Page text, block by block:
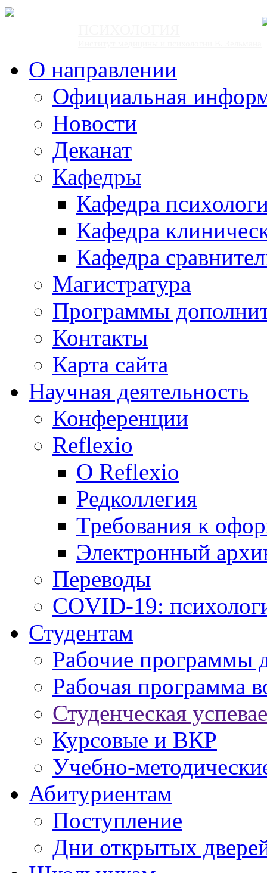
О направлении
Официальная
Новости
Деканат
Кафедры
Кафедра
Кафедра
Кафедра
Магистратура
Программы
Контакты
Карта сайта
Научная деятельность
Конференции
Reflexio
О Reflexio
Редколлегия
Требования к
Электронный
Переводы
COVID-19:
Студентам
Рабочие программы
Рабочая программа
Студенческая
Курсовые и ВКР
Учебно-
Абитуриентам
Поступление
Дни открытых